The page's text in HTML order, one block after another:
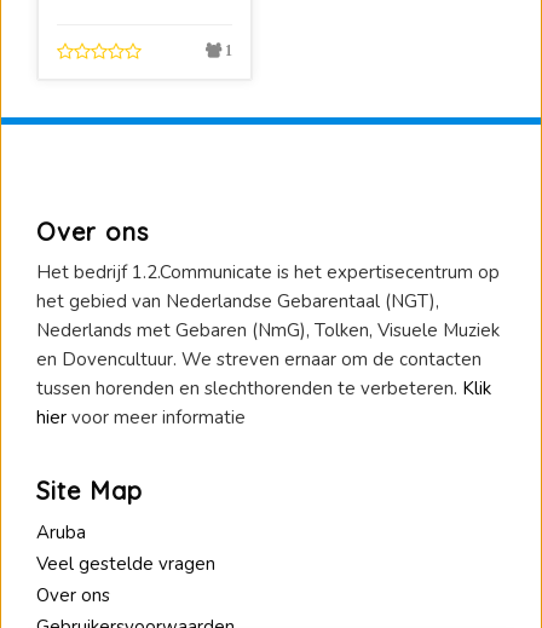
1
Over ons
Het bedrijf 1.2.Communicate is het expertisecentrum op
het gebied van Nederlandse Gebarentaal (NGT),
Nederlands met Gebaren (NmG), Tolken, Visuele Muziek
en Dovencultuur. We streven ernaar om de contacten
tussen horenden en slechthorenden te verbeteren. Klik
hier voor meer informatie
Site Map
Aruba
Veel gestelde vragen
Over ons